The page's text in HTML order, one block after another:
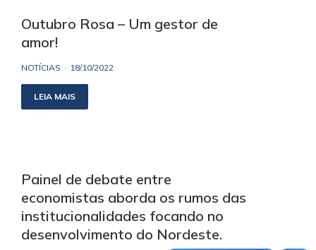
Outubro Rosa – Um gestor de
amor!
NOTÍCIAS 18/10/2022
LEIA MAIS
Painel de debate entre
economistas aborda os rumos das
institucionalidades focando no
desenvolvimento do Nordeste.